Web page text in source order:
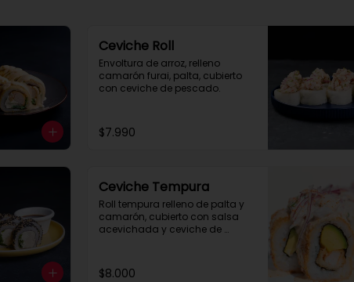
Ceviche Roll
Envoltura de arroz, relleno
camarón furai, palta, cubierto
con ceviche de pescado.
$7.990
Ceviche Tempura
Roll tempura relleno de palta y
camarón, cubierto con salsa
acevichada y ceviche de
$8.000